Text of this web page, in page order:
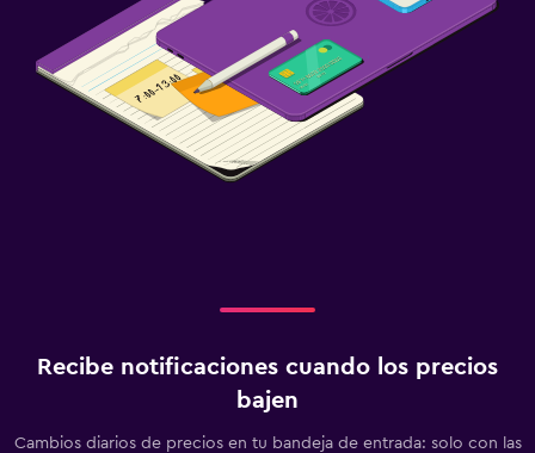
Recibe notificaciones cuando los precios
bajen
Cambios diarios de precios en tu bandeja de entrada: solo con las